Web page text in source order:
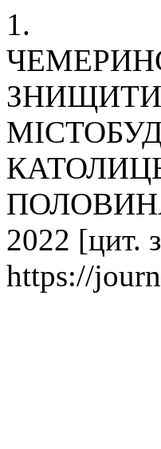
1.
ПОЛОВИНА
2022 [цит.
https://